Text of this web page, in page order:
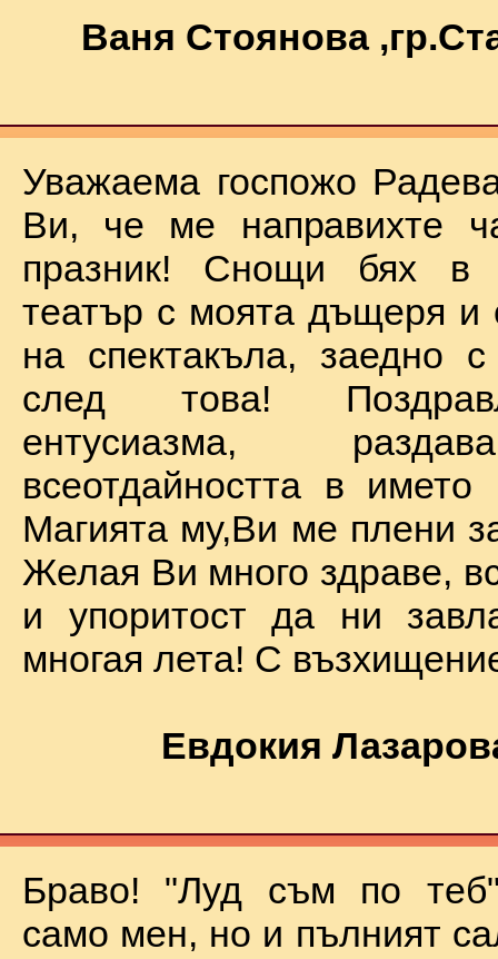
Ваня Стоянова
Уважаема госпожо
Ви, че ме направихте
празник! Снощи бях в
театър с моята дъщеря и
на спектакъла, заедно с
след това!
ентусиазма,
всеотдайността в името
Магията му,Ви ме плени
Желая Ви много здраве,
и упоритост да ни
многая лета! С
Евдокия
Браво! "Луд съм по
само мен, но и пълният